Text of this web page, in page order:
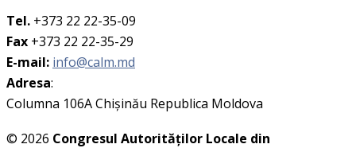
Tel. +373 22 22-35-09
Fax +373 22 22-35-29
E-mail: info@calm.md
Adresa:
Columna 106A Chişinău Republica Moldova
© 2026 Congresul Autorităţilor Locale din